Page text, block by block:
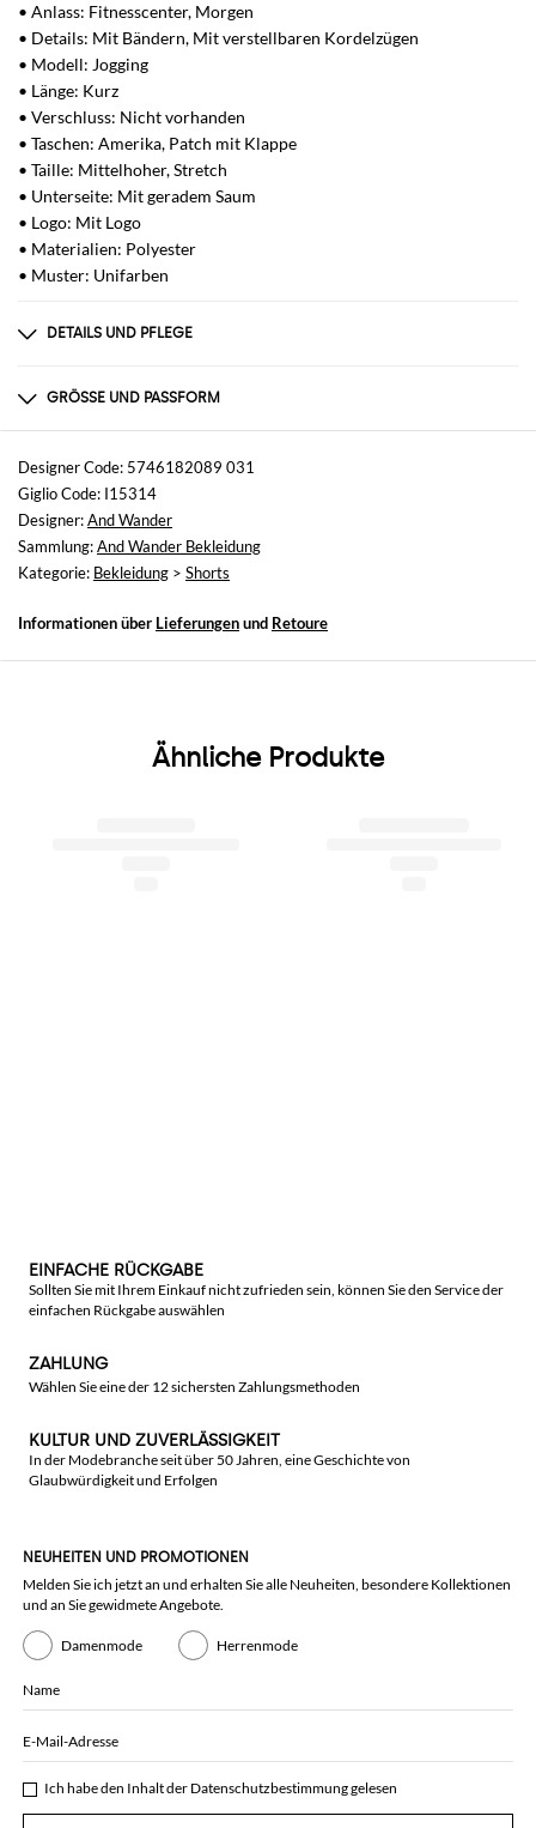
• Anlass: Fitnesscenter, Morgen
• Details: Mit Bändern, Mit verstellbaren Kordelzügen
• Modell: Jogging
• Länge: Kurz
• Verschluss: Nicht vorhanden
• Taschen: Amerika, Patch mit Klappe
• Taille: Mittelhoher, Stretch
• Unterseite: Mit geradem Saum
• Logo: Mit Logo
• Materialien: Polyester
• Muster: Unifarben
DETAILS UND PFLEGE
67% polyester 33% nylon
GRÖSSE UND PASSFORM
Größen
nicht verfügbar
Größe und Passform
Normale Passform
Designer Code: 5746182089 031
Giglio Code: I15314
Designer:And Wander
Sammlung:And Wander Bekleidung
Kategorie: Bekleidung > Shorts
Informationen über Lieferungenund Retoure
Ähnliche Produkte
EINFACHE RÜCKGABE
Sollten Sie mit Ihrem Einkauf nicht zufrieden sein, können Sie den Service der
einfachen Rückgabe auswählen
ZAHLUNG
Wählen Sie eine der 12 sichersten Zahlungsmethoden
KULTUR UND ZUVERLÄSSIGKEIT
In der Modebranche seit über 50 Jahren, eine Geschichte von
Glaubwürdigkeit und Erfolgen
NEUHEITEN UND PROMOTIONEN
Melden Sie ich jetzt an und erhalten Sie alle Neuheiten, besondere Kollektionen
und an Sie gewidmete Angebote.
Damenmode Herrenmode
Name
E-Mail-Adresse
Ich habe den Inhalt der Datenschutzbestimmunggelesen